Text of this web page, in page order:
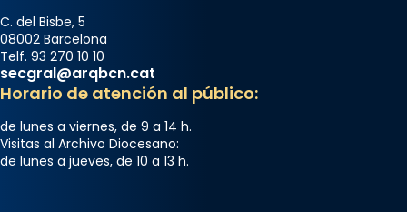
C. del Bisbe, 5
08002 Barcelona
Telf. 93 270 10 10
secgral@arqbcn.cat
Horario de atención al público:
de lunes a viernes, de 9 a 14 h.
Visitas al Archivo Diocesano:
de lunes a jueves, de 10 a 13 h.